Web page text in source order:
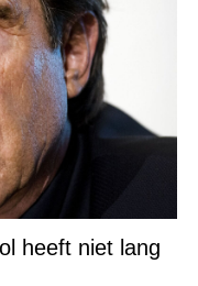
heeft niet lang